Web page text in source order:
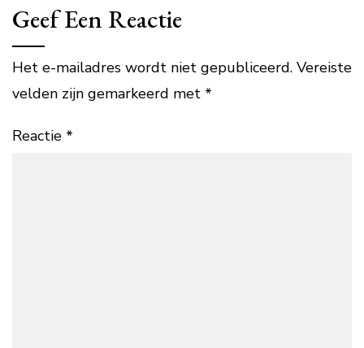
Geef Een Reactie
Het e-mailadres wordt niet gepubliceerd. Vereiste
velden zijn gemarkeerd met *
Reactie *